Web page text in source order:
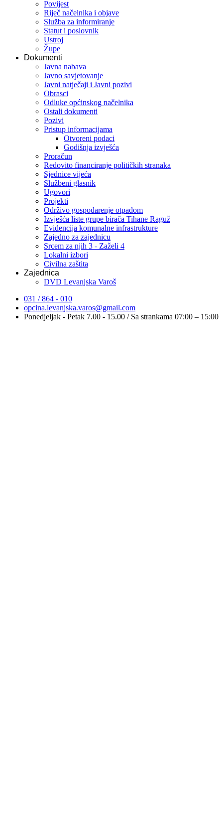
Povijest
Riječ načelnika i objave
Služba za informiranje
Statut i poslovnik
Ustroj
Župe
Dokumenti
Javna nabava
Javno savjetovanje
Javni natječaji i Javni pozivi
Obrasci
Odluke općinskog načelnika
Ostali dokumenti
Pozivi
Pristup informacijama
Otvoreni podaci
Godišnja izvješća
Proračun
Redovito financiranje političkih stranaka
Sjednice vijeća
Službeni glasnik
Ugovori
Projekti
Održivo gospodarenje otpadom
Izvješća liste grupe birača Tihane Raguž
Evidencija komunalne infrastrukture
Zajedno za zajednicu
Srcem za njih 3 - Zaželi 4
Lokalni izbori
Civilna zaštita
Zajednica
DVD Levanjska Varoš
031 / 864 - 010
opcina.levanjska.varos@gmail.com
Ponedjeljak - Petak 7.00 - 15.00 / Sa strankama 07:00 – 15:00